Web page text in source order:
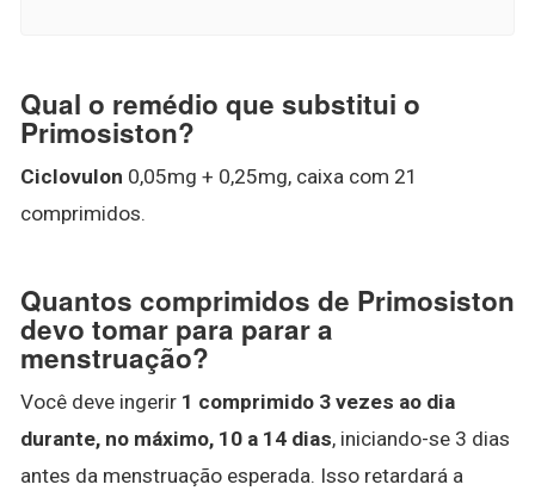
Qual o remédio que substitui o
Primosiston?
Ciclovulon 0,05mg + 0,25mg, caixa com 21
comprimidos.
Quantos comprimidos de Primosiston
devo tomar para parar a
menstruação?
Você deve ingerir 1 comprimido 3 vezes ao dia
durante, no máximo, 10 a 14 dias, iniciando-se 3 dias
antes da menstruação esperada. Isso retardará a